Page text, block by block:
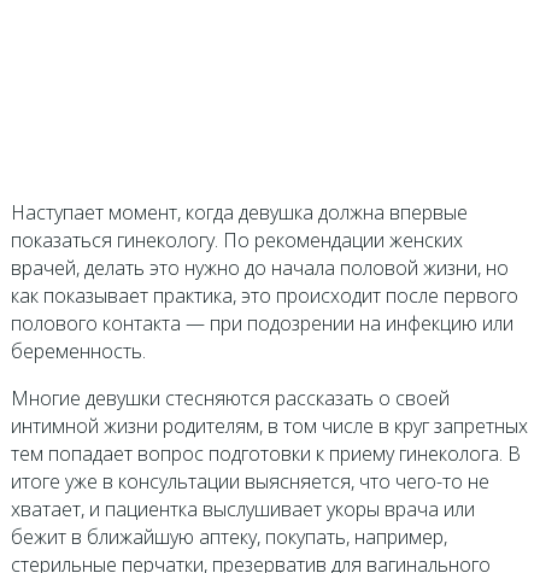
Наступает момент, когда девушка должна впервые
показаться гинекологу. По рекомендации женских
врачей, делать это нужно до начала половой жизни, но
как показывает практика, это происходит после первого
полового контакта — при подозрении на инфекцию или
беременность.
Многие девушки стесняются рассказать о своей
интимной жизни родителям, в том числе в круг запретных
тем попадает вопрос подготовки к приему гинеколога. В
итоге уже в консультации выясняется, что чего-то не
хватает, и пациентка выслушивает укоры врача или
бежит в ближайшую аптеку, покупать, например,
стерильные перчатки, презерватив для вагинального